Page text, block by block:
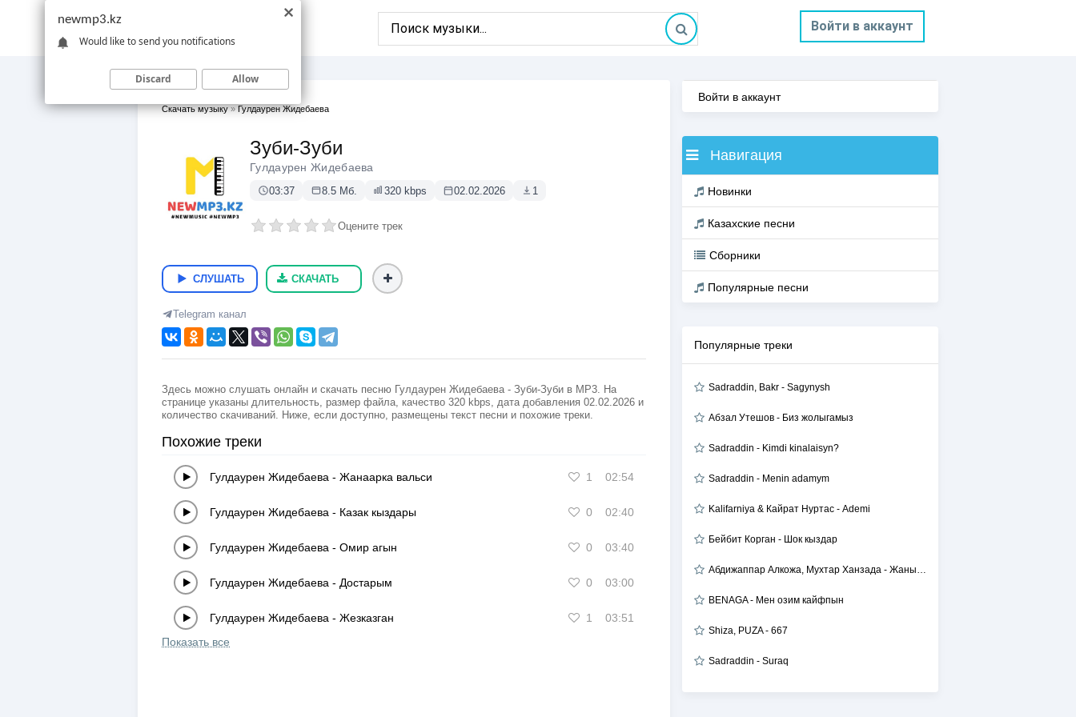
Войти в аккаунт
Скачать музыку »Гулдаурен Жидебаева
Зуби-Зуби
Гулдаурен Жидебаева
03:37 8.5 Мб. 320 kbps 02.02.2026 1
Оцените трек
СЛУШАТЬ СКАЧАТЬ
Telegram канал
Здесь можно слушать онлайн и скачать песню Гулдаурен Жидебаева - Зуби-Зуби в MP3. На
странице указаны длительность, размер файла, качество 320 kbps, дата добавления 02.02.2026 и
количество скачиваний. Ниже, если доступно, размещены текст песни и похожие треки.
Похожие треки
Гулдаурен Жидебаева - Жанаарка вальси 1 02:54
Гулдаурен Жидебаева - Казак кыздары 0 02:40
Гулдаурен Жидебаева - Омир агын 0 03:40
Гулдаурен Жидебаева - Достарым 0 03:00
Гулдаурен Жидебаева - Жезказган 1
03:51
Показать все
Войти в аккаунт
Навигация
Новинки
Казахские песни
Сборники
Популярные песни
Популярные треки
Sadraddin, Bakr - Sagynysh
Абзал Утешов - Биз жолыгамыз
Sadraddin - Kimdi kinalaisyn?
Sadraddin - Menin adamym
Kalifarniya & Кайрат Нуртас - Ademi
Бейбит Корган - Шок кыздар
Абдижаппар Алкожа, Мухтар Ханзада - Жаным сол
BENAGA - Мен озим кайфпын
Shiza, PUZA - 667
Sadraddin - Suraq
newmp3.kz
Would like to send you notifications
Discard Allow